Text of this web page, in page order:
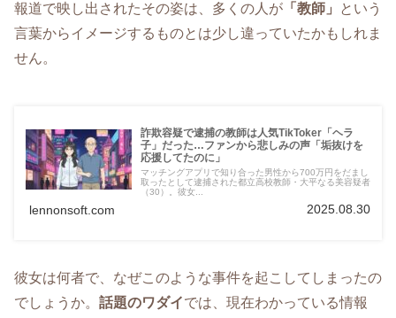
報道で映し出されたその姿は、多くの人が 「教師」
という
言葉からイメージするものとは少し違っていたかもしれま
せん。
詐欺容疑で逮捕の教師は人気TikToker「ヘラ
子」だった…ファンから悲しみの声「垢抜けを
応援してたのに」
マッチングアプリで知り合った男性から700万円をだまし
取ったとして逮捕された都立高校教師・大平なる美容疑者
（30）。彼女...
lennonsoft.com 2025.08.30
彼女は何者で、なぜこのような事件を起こしてしまったの
でしょうか。 話題のワダイでは、現在わかっている情報